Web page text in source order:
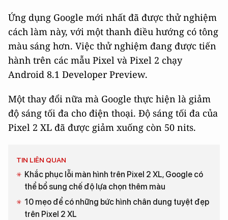
Ứng dụng Google mới nhất đã được thử nghiệm
cách làm này, với một thanh điều hướng có tông
màu sáng hơn. Việc thử nghiệm đang được tiến
hành trên các mẫu Pixel và Pixel 2 chạy
Android 8.1 Developer Preview.
Một thay đổi nữa mà Google thực hiện là giảm
độ sáng tối đa cho điện thoại. Độ sáng tối đa của
Pixel 2 XL đã được giảm xuống còn 50 nits.
TIN LIÊN QUAN
Khắc phục lỗi màn hình trên Pixel 2 XL, Google có
thể bổ sung chế độ lựa chọn thêm màu
10 mẹo để có những bức hình chân dung tuyệt đẹp
trên Pixel 2 XL